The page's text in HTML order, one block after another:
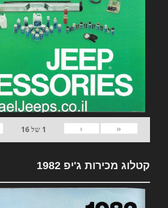
«
‹
1 של16
קטלוג מכירות ג'יפ 1982